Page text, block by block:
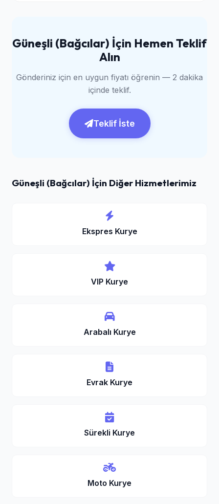
Güneşli (Bağcılar) İçin Hemen Teklif
Alın
Gönderiniz için en uygun fiyatı öğrenin — 2 dakika
içinde teklif.
Teklif İste
Güneşli (Bağcılar) İçin Diğer Hizmetlerimiz
Ekspres Kurye
VIP Kurye
Arabalı Kurye
Evrak Kurye
Sürekli Kurye
Moto Kurye